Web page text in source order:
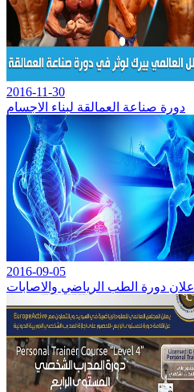
2016-11-30
دورة صناعة العمالقة لبناء الاجسام
2016-09-05
اعلان دورة الطب الرياضي والاصابات